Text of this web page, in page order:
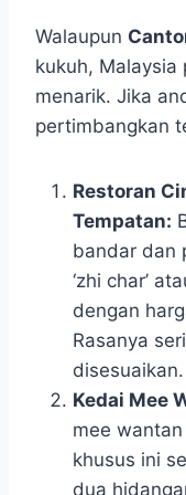
Walaupun
kukuh,
menarik. Jika
pertimbangkan
Restoran
Tempatan:
bandar dan
‘zhi char’
dengan
Rasanya
disesuaikan.
Kedai Mee
mee
khusus ini
dua